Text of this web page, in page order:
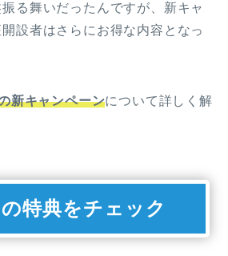
る舞いだったんですが、新キャ
設者はさらにお得な内容となっ
新キャンペーンについて詳しく解
特典をチェック